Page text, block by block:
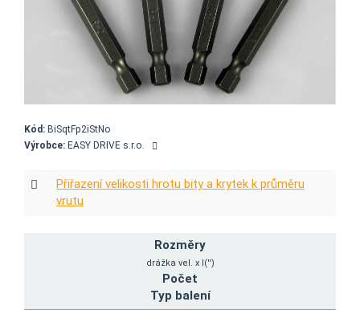
Kód: BiSqtFp2iStNo
Výrobce: EASY DRIVE s.r.o.
Přiřazení velikosti hrotu bity a krytek k průměru
vrutu
Rozměry
drážka vel. x l('')
Počet
Typ balení